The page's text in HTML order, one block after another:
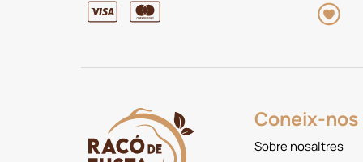
Coneix-nos
Sobre nosaltres